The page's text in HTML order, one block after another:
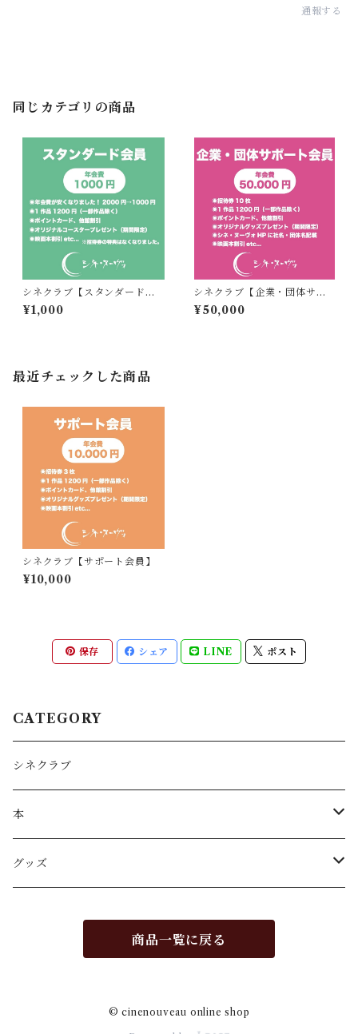
通報する
同じカテゴリの商品
シネクラブ【スタンダード会
員】
¥1,000
シネクラブ【企業・団体サポ
ート会員】
¥50,000
最近チェックした商品
シネクラブ【サポート会員】
¥10,000
保存 シェア LINE ポスト
CATEGORY
シネクラブ
本
パンフレット
名古屋シネマテーク叢書
グッズ
商品一覧に戻る
© cinenouveau online shop